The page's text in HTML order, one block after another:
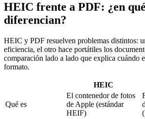
HEIC frente a PDF: ¿en
diferencian?
HEIC y PDF resuelven problemas distintos:
eficiencia, el otro hace portátiles los
comparación lado a lado que explica cuándo
formato.
HEIC
Qué es
El contenedor de fotos
de Apple (estándar
HEIF)